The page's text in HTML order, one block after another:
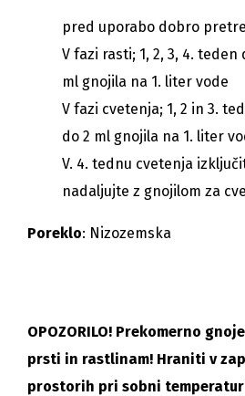
pred uporabo dobro
V fazi rasti; 1, 2, 3, 4. teden
ml gnojila na 1. liter vode
V fazi cvetenja; 1, 2 in 3.
do 2 ml gnojila na 1. liter
V. 4. tednu cvetenja
nadaljujte z gnojilom za
Poreklo: Nizozemska
OPOZORILO! Prekomerno
prsti in rastlinam! Hraniti v
prostorih pri sobni